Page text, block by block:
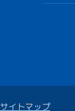
サイトマップ